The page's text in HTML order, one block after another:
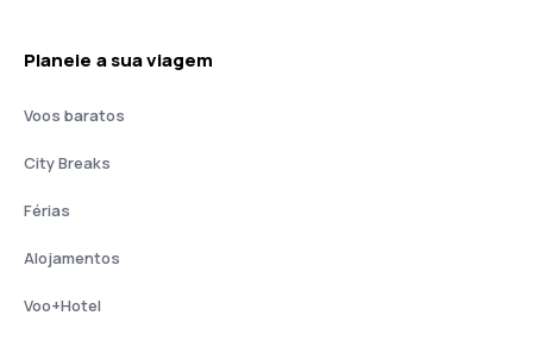
Planeie a sua viagem
Voos baratos
City Breaks
Férias
Alojamentos
Voo+Hotel